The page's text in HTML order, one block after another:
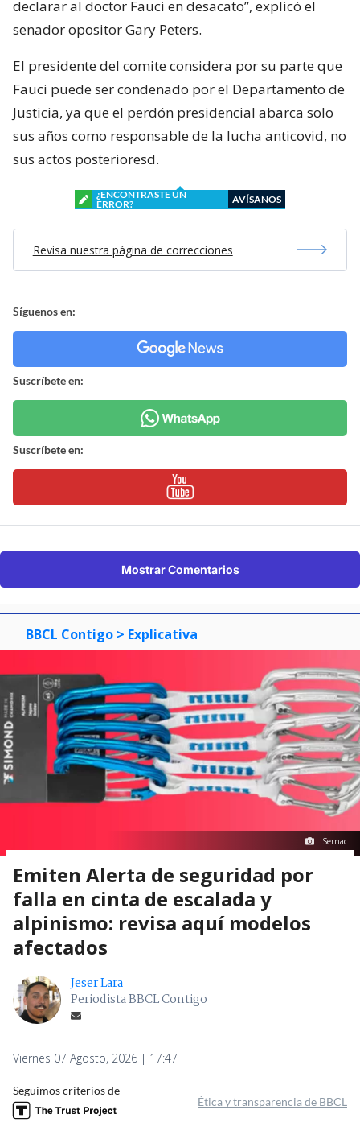
declarar al doctor Fauci en desacato”, explicó el
senador opositor Gary Peters.
El presidente del comite considera por su parte que
Fauci puede ser condenado por el Departamento de
Justicia, ya que el perdón presidencial abarca solo
sus años como responsable de la lucha anticovid, no
sus actos posterioresd.
¿ENCONTRASTE UN
ERROR?
AVÍSANOS
Revisa nuestra página de correcciones
Síguenos en:
Suscríbete en:
Suscríbete en:
Mostrar Comentarios
BBCL Contigo > Explicativa
Sernac
Emiten Alerta de seguridad por
falla en cinta de escalada y
alpinismo: revisa aquí modelos
afectados
Jeser Lara
Periodista BBCL Contigo
Viernes 07 Agosto, 2026 | 17:47
Seguimos criterios de
Ética y transparencia de BBCL